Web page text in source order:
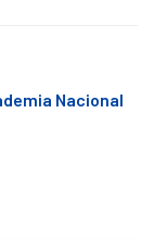
Nacional